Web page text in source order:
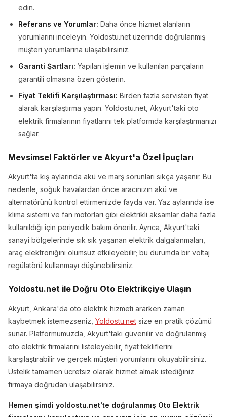
edin.
Referans ve Yorumlar: Daha önce hizmet alanların
yorumlarını inceleyin. Yoldostu.net üzerinde doğrulanmış
müşteri yorumlarına ulaşabilirsiniz.
Garanti Şartları: Yapılan işlemin ve kullanılan parçaların
garantili olmasına özen gösterin.
Fiyat Teklifi Karşılaştırması: Birden fazla servisten fiyat
alarak karşılaştırma yapın. Yoldostu.net, Akyurt'taki oto
elektrik firmalarının fiyatlarını tek platformda karşılaştırmanızı
sağlar.
Mevsimsel Faktörler ve Akyurt'a Özel İpuçları
Akyurt'ta kış aylarında akü ve marş sorunları sıkça yaşanır. Bu
nedenle, soğuk havalardan önce aracınızın akü ve
alternatörünü kontrol ettirmenizde fayda var. Yaz aylarında ise
klima sistemi ve fan motorları gibi elektrikli aksamlar daha fazla
kullanıldığı için periyodik bakım önerilir. Ayrıca, Akyurt'taki
sanayi bölgelerinde sık sık yaşanan elektrik dalgalanmaları,
araç elektroniğini olumsuz etkileyebilir; bu durumda bir voltaj
regülatörü kullanmayı düşünebilirsiniz.
Yoldostu.net ile Doğru Oto Elektrikçiye Ulaşın
Akyurt, Ankara'da oto elektrik hizmeti ararken zaman
kaybetmek istemezseniz, Yoldostu.net size en pratik çözümü
sunar. Platformumuzda, Akyurt'taki güvenilir ve doğrulanmış
oto elektrik firmalarını listeleyebilir, fiyat tekliflerini
karşılaştırabilir ve gerçek müşteri yorumlarını okuyabilirsiniz.
Üstelik tamamen ücretsiz olarak hizmet almak istediğiniz
firmaya doğrudan ulaşabilirsiniz.
Hemen şimdi yoldostu.net'te doğrulanmış Oto Elektrik